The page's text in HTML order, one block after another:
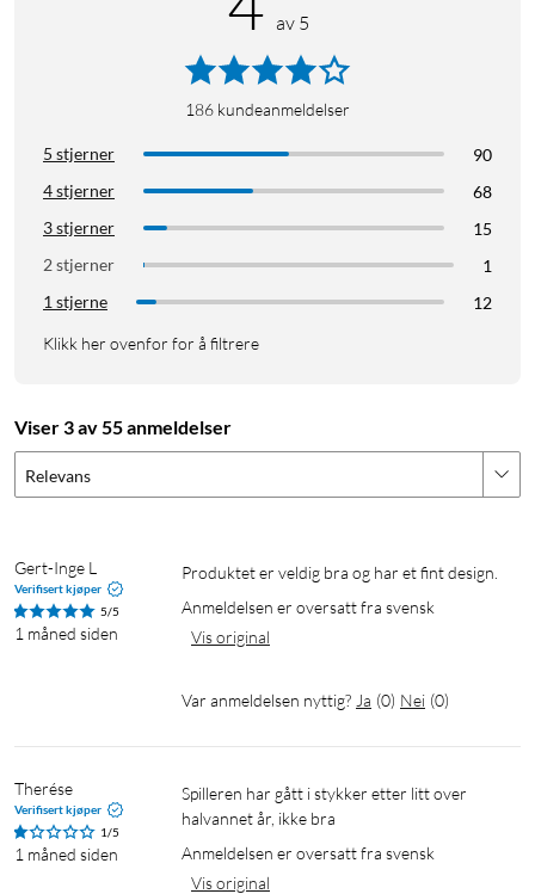
av 5
186 kundeanmeldelser
5 stjerner
90
4 stjerner
68
3 stjerner
15
2 stjerner
1
1 stjerne
12
Klikk her ovenfor for å filtrere
Viser 3 av 55 anmeldelser
Relevans
Gert-Inge L
Verifisert kjøper
5/5
1 måned siden
Produktet er veldig bra og har et fint design.
Anmeldelsen er oversatt fra svensk
Vis original
Var anmeldelsen nyttig? Ja (0) Nei (0)
Therése
Verifisert kjøper
1/5
1 måned siden
Spilleren har gått i stykker etter litt over
halvannet år, ikke bra
Anmeldelsen er oversatt fra svensk
Vis original